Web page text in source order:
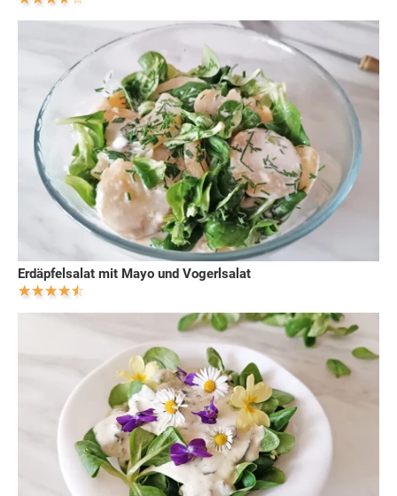
Erdäpfelsalat mit Mayo und Vogerlsalat